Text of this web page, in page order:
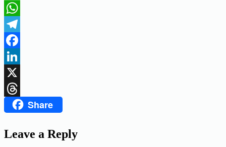
WhatsApp
Telegram
Facebook
LinkedIn
X
ThreadsShare
Leave a Reply